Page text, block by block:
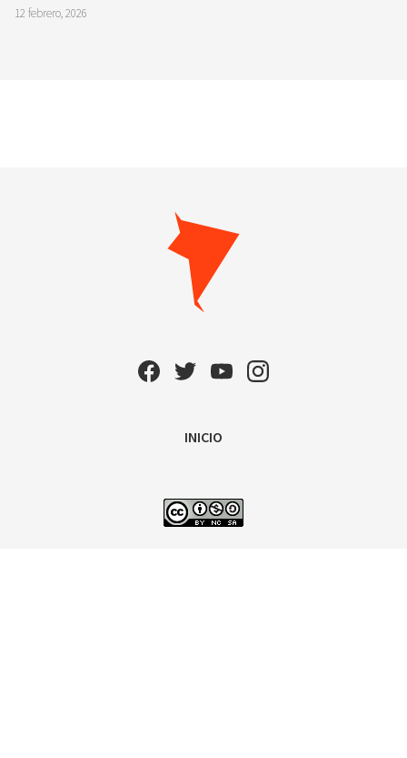
12 febrero, 2026
INICIO